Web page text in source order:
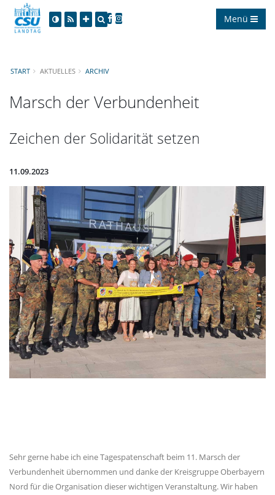
Menü
START AKTUELLES ARCHIV
Marsch der Verbundenheit
Zeichen der Solidarität setzen
11.09.2023
Sehr gerne habe ich eine Tagespatenschaft beim 11. Marsch der
Verbundenheit übernommen und danke der Kreisgruppe Oberbayern
Nord für die Organisation dieser wichtigen Veranstaltung. Wir haben